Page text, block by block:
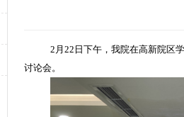
2 月 22 日下午，我院在高新院区
讨论会。